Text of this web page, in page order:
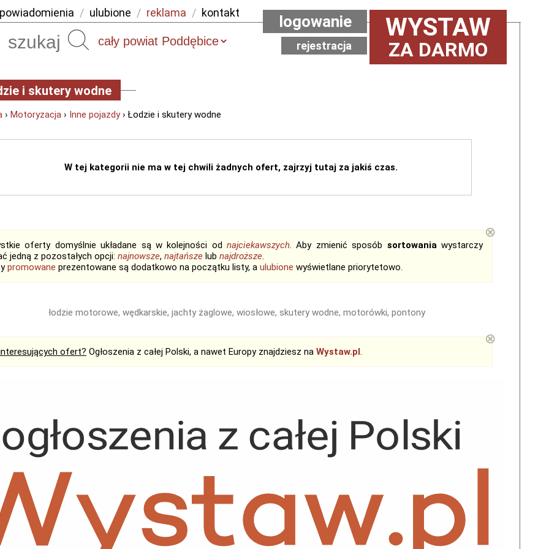
powiadomienia / ulubione / reklama / kontakt
Szukaj WYSTAW
ZA DARMO
logowanie
rejestracja
i skutery wodne
› Motoryzacja › Inne pojazdy› Łodzie i skutery wodne
W tej kategorii nie ma w tej chwili żadnych ofert, zajrzyj tutaj za jakiś czas.
oferty domyślnie układane są w kolejności odnajciekawszych. Aby zmienić sposób sortowaniawystarczy
jedną z pozostałych opcji: najnowsze, najtańsze lub najdroższe.
promowane prezentowane są dodatkowo na początku listy, a ulubione wyświetlane priorytetowo.
⊗
łodzie motorowe, wędkarskie, jachty żaglowe, wiosłowe, skutery wodne, motorówki, pontony
ofert? Ogłoszenia z całej Polski, a nawet Europy znajdziesz na Wystaw.pl.
⊗